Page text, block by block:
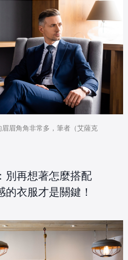
眉角角非常多，筆者（艾薩克
別再想著怎麼搭配
的衣服才是關鍵！